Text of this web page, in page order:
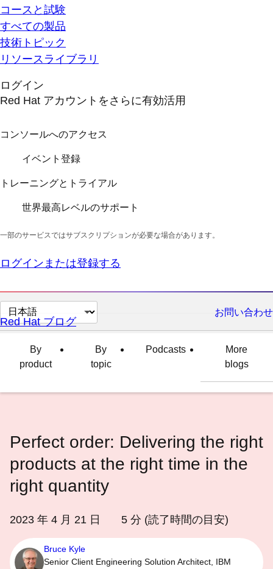
コースと試験
すべての製品
技術トピック
リソースライブラリ
ログイン
Red Hat アカウントをさらに有効活用
コンソールへのアクセス
イベント登録
トレーニングとトライアル
世界最高レベルのサポート
一部のサービスではサブスクリプションが必要な場合があります。
ログインまたは登録する
ペ
ー
語
て
さ
お問い合わせ
Red Hat ブログ
By
product
By
topic
Podcasts
More
blogs
Perfect order: Delivering the right
products at the right time in the
right quantity
2023 年 4 月 21 日 5 分 (読了時間の目安)
Bruce Kyle
Senior Client Engineering Solution Architect, IBM